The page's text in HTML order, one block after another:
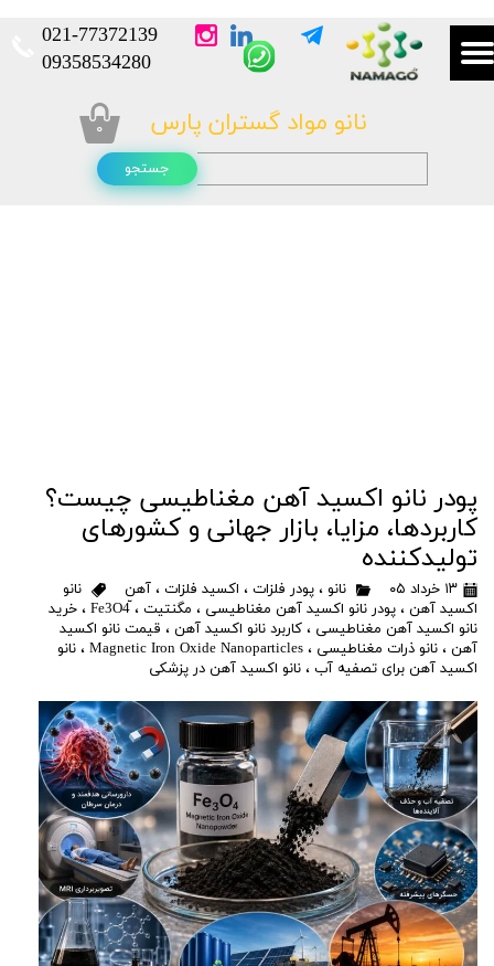
نانو مواد گستران پارس
021-77372139​​​​​​​
​​​​​​​09358534280
جستجو
۰
پودر نانو اکسید آهن مغناطیسی چیست؟
کاربردها، مزایا، بازار جهانی و کشورهای
تولیدکننده
۱۳ خرداد ۰۵ نانو ، پودر فلزات ، اکسید فلزات ، آهن
نانو
اکسید آهن ، پودر نانو اکسید آهن مغناطیسی ، مگنتیت ، ، خرید
نانو اکسید آهن مغناطیسی ، کاربرد نانو اکسید آهن ، قیمت نانو اکسید
آهن ، نانو ذرات مغناطیسی ، Magnetic Iron Oxide Nanoparticles ، نانو
اکسید آهن برای تصفیه آب ، نانو اکسید آهن در پزشکی